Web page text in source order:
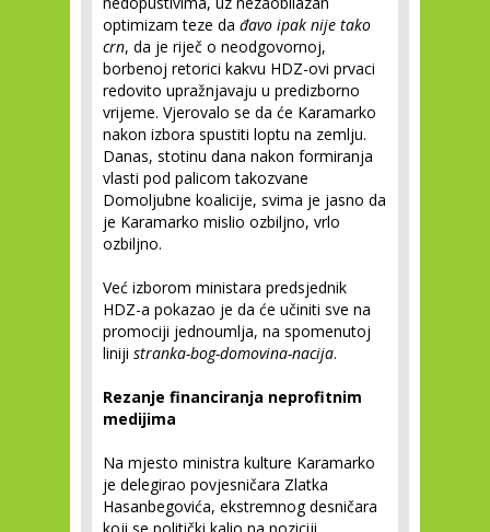
optimizam teze da đavo ipak nije tako
crn, da je riječ o neodgovornoj,
borbenoj retorici kakvu HDZ-ovi prvaci
redovito upražnjavaju u predizborno
vrijeme. Vjerovalo se da će Karamarko
nakon izbora spustiti loptu na zemlju.
Danas, stotinu dana nakon formiranja
vlasti pod palicom takozvane
Domoljubne koalicije, svima je jasno da
je Karamarko mislio ozbiljno, vrlo
ozbiljno.
Već izborom ministara predsjednik
HDZ-a pokazao je da će učiniti sve na
promociji jednoumlja, na spomenutoj
liniji stranka-bog-domovina-nacija.
Rezanje financiranja neprofitnim
medijima
Na mjesto ministra kulture Karamarko
je delegirao povjesničara Zlatka
Hasanbegovića, ekstremnog desničara